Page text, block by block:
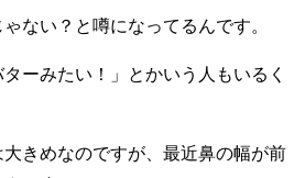
ない？と噂になってるんです。
ターみたい！」とかいう人もいるく
きめなのですが、最近鼻の幅が前